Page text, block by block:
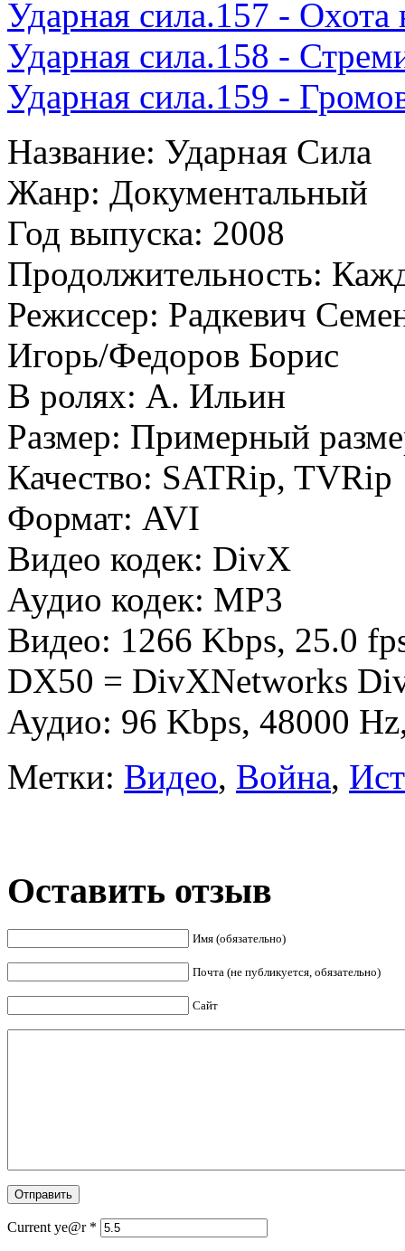
Ударная сила.157 - Охота
Ударная сила.158 -
Ударная сила.159 -
Название: Ударная Сила
Жанр: Документальный
Год выпуска: 2008
Продолжительность:
Режиссер: Радкевич
Игорь/Федоров Борис
В ролях: А. Ильин
Размер: Примерный
Качество: SATRip, TVRip
Формат: AVI
Видео кодек: DivX
Аудио кодек: MP3
Видео: 1266 Kbps, 25.0
DX50 = DivXNetworks
Аудио: 96 Kbps, 48000
Метки: Видео, Война,
Оставить отзыв
Имя (обязательно)
Почта (не публикуется, обязательно)
Сайт
Current ye@r *